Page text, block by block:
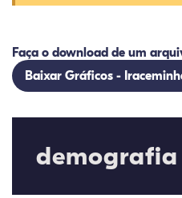
Faça o download de um
Baixar Gráficos -
demografia